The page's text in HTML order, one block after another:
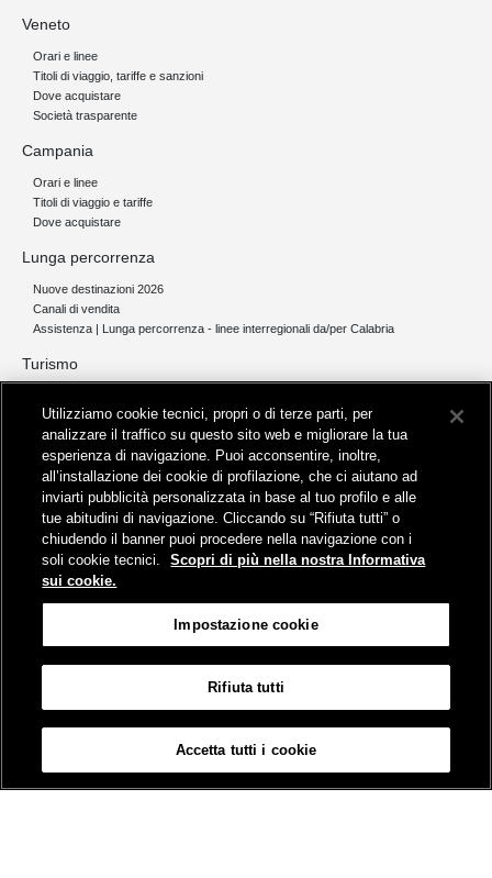
Veneto
Orari e linee
Titoli di viaggio, tariffe e sanzioni
Dove acquistare
Società trasparente
Campania
Orari e linee
Titoli di viaggio e tariffe
Dove acquistare
Lunga percorrenza
Nuove destinazioni 2026
Canali di vendita
Assistenza | Lunga percorrenza - linee interregionali da/per Calabria
Turismo
Servizi per aeroporti
Servizi di noleggio con conducente
Servizio di navigazione sul Lago Trasimeno
News e comunicati stampa
Comunicati stampa
Busitalia – Sita Nord
, Gruppo FS Italiane, è attiva nei servizi di
trasporto locale in Italia ed all'estero, che gestisce direttamente o
attraverso società controllate.
Viale Fratelli Rosselli, 80 - 50123 Firenze
© Gruppo FS Italiane 2019
Protezione dati personali
Partita Iva Busitalia - Sita Nord S.r.l. 06473721006
Utilizziamo cookie tecnici, propri o di terze parti, per
analizzare il traffico su questo sito web e migliorare la tua
esperienza di navigazione. Puoi acconsentire, inoltre,
all’installazione dei cookie di profilazione, che ci aiutano ad
inviarti pubblicità personalizzata in base al tuo profilo e alle
tue abitudini di navigazione. Cliccando su “Rifiuta tutti” o
chiudendo il banner puoi procedere nella navigazione con i
soli cookie tecnici.
Scopri di più nella nostra Informativa
sui cookie.
Impostazione cookie
Rifiuta tutti
Accetta tutti i cookie